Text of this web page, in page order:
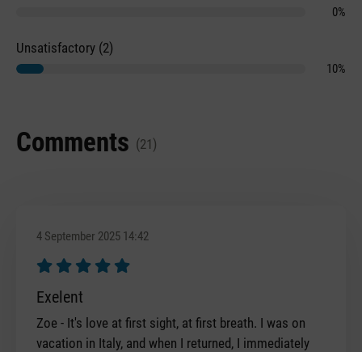
0%
Unsatisfactory (2)
10%
Comments (21)
4 September 2025 14:42
Review with rating of 5 out of 5 stars
Exelent
Zoe - It's love at first sight, at first breath. I was on
vacation in Italy, and when I returned, I immediately